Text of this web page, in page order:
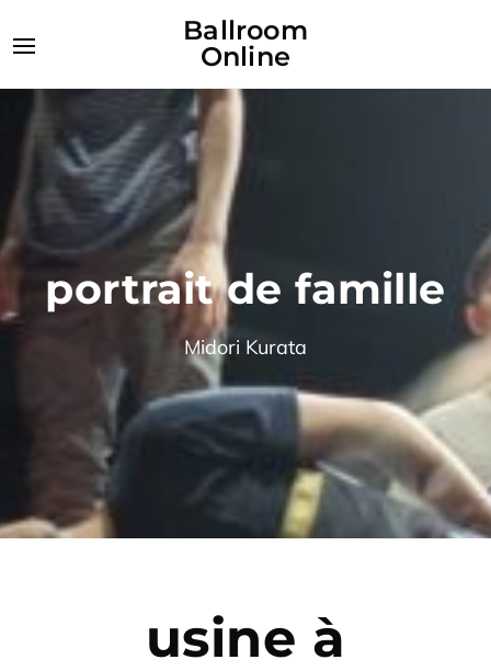
Ballroom
Online
portrait de famille
Midori Kurata
usine à